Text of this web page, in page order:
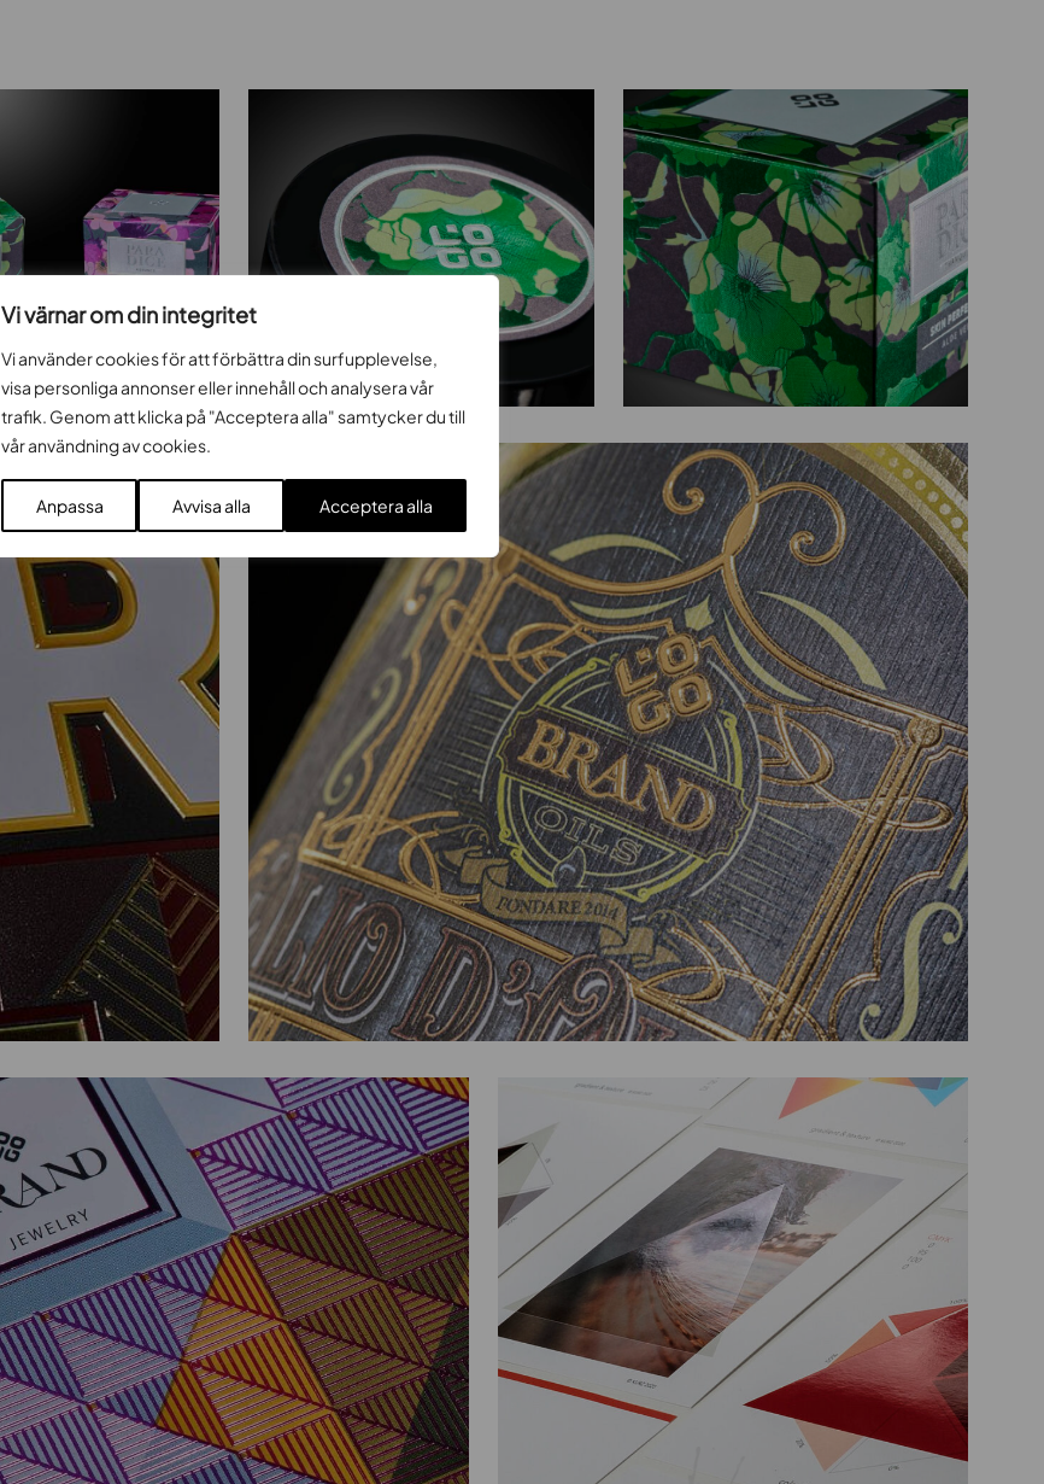
Vi värnar om din integritet
Vi använder cookies för att förbättra din surfupplevelse,
visa personliga annonser eller innehåll och analysera vår
trafik. Genom att klicka på "Acceptera alla" samtycker du till
vår användning av cookies.
Anpassa Avvisa alla Acceptera alla